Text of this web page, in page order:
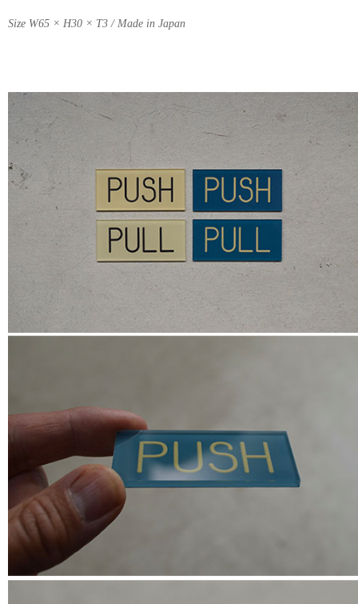
Size W65 × H30 × T3 / Made in Japan